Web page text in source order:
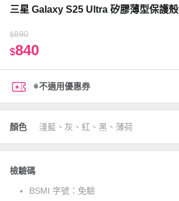
三星 Galaxy S25 Ultra 矽膠薄型保護殼
$890
$840
※不適用優惠券
顏色 淺藍、灰、紅、黑、薄荷
檢驗碼
BSMI 字號： 免驗